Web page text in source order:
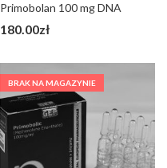
Primobolan 100 mg DNA
180.00zł
BRAK NA MAGAZYNIE